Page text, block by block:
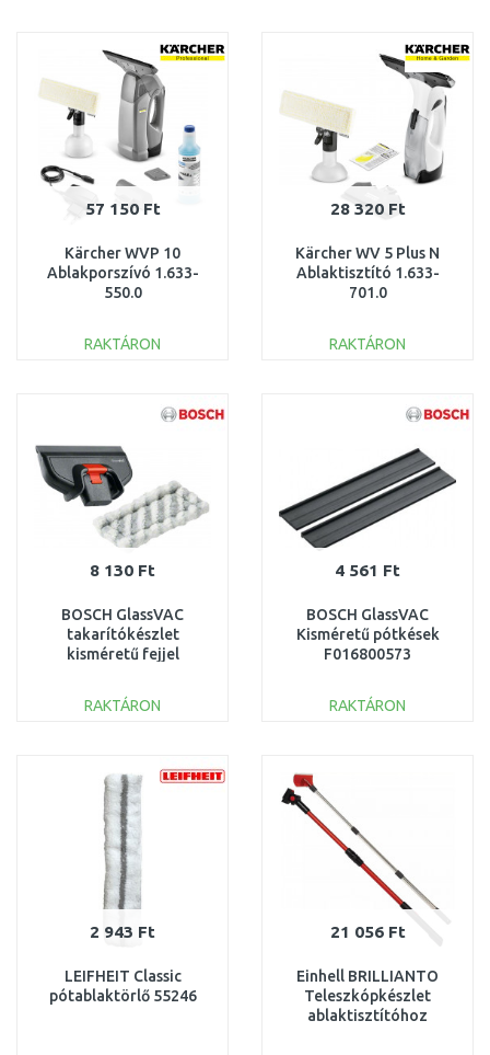
Összehasonlítás Összehasonlítás
57 150 Ft
Kärcher WVP 10
Ablakporszívó 1.633-
550.0
RAKTÁRON
Összehasonlítás
28 320 Ft
Kärcher WV 5 Plus N
Ablaktisztító 1.633-
701.0
RAKTÁRON
Összehasonlítás
8 130 Ft
BOSCH GlassVAC
takarítókészlet
kisméretű fejjel
RAKTÁRON
Összehasonlítás
4 561 Ft
BOSCH GlassVAC
Kisméretű pótkések
F016800573
RAKTÁRON
2 943 Ft
LEIFHEIT Classic
pótablaktörlő 55246
21 056 Ft
Einhell BRILLIANTO
Teleszkópkészlet
ablaktisztítóhoz